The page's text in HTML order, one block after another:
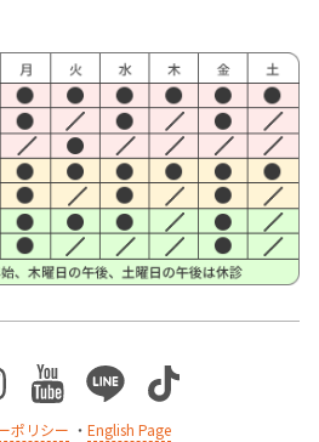
Youtube
LineTikTok
ポリシー ・ English Page